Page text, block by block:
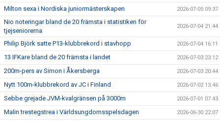
Milton sexa i Nordiska juniormästerskapen 2026-07-05 09:37
Nio noteringar bland de 20 främsta i statistiken för
tjejseniorerna
2026-07-04 21:44
Philip Björk satte P13-klubbrekord i stavhopp 2026-07-04 16:11
13 IFKare bland de 20 främsta i landet 2026-07-03 23:12
200m-pers av Simon i Åkersberga 2026-07-03 20:44
Nytt 100m-klubbrekord av JC i Finland 2026-07-02 13:46
Sebbe grejade JVM-kvalgränsen på 3000m 2026-07-01 07:43
Malin trestegstrea i Världsungdomsspelsdagen 2026-06-30 22:07